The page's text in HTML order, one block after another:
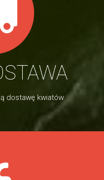
dostawę kwiatów